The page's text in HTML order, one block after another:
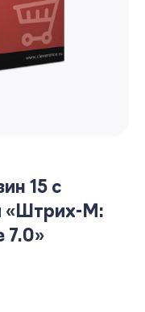
15 с
«Штрих-М:
7.0»